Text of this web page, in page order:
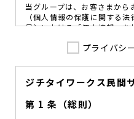
当グループは、お客さまか
（個人情報の保護に関する
号〕における「個人情報」
図ることが、重要な社会的
を定め、役員及び従業員に
組みを徹底させることによっ
に努めてまいります。
プライバシ
ジチタイワークス民間
第 1 条（総則）